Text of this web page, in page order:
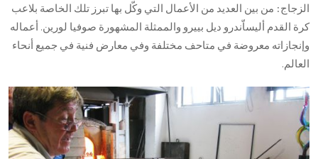
الزجاج: من بين العديد من الأعمال التي وكّل بها تبرز تلك الخاصة بلاعب
كرة القدم أليساّندرو ديل بييرو والممثلة المشهورة صوفيا لورين. أعماله
وإنجازاته معروضة في متاحف مختلفة وفي معارض فنية في جميع أنحاء
العالم.